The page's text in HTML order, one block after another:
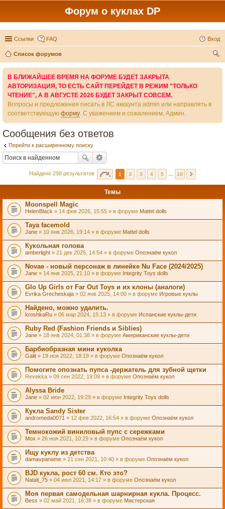
Форум о куклах DP
Ссылки FAQ Вход
Список форумов
В БЛИЖАЙШЕЕ ВРЕМЯ НА ФОРУМЕ БУДЕТ ЗАКРЫТА
АВТОРИЗАЦИЯ, ТО ЕСТЬ САЙТ ПЕРЕЙДЕТ В РЕЖИМ "ТОЛЬКО
ЧТЕНИЕ", А В АВГУСТЕ 2026 БУДЕТ ЗАКРЫТ СОВСЕМ.
Вопросы и предложения писать в ЛС аккаунта admin или направлять в
соответствующую форму. С уважением и сожалением, Админ.
Сообщения без ответов
Перейти к расширенному поиску
Найдено 298 результатов 1 2 3 4 5 10
Темы
Moonspell Magic
HelenBlack » 14 фев 2026, 15:55 » в форуме Mattel dolls
Taya facemold
Jane » 10 янв 2026, 19:14 » в форуме Mattel dolls
Кукольная голова
amberlight » 21 дек 2025, 14:54 » в форуме Опознаём кукол
Novae - новый персонаж в линейке Nu Face (2024/2025)
Jane » 14 янв 2025, 21:10 » в форуме Integrity Toys dolls
Glo Up Girls от Far Out Toys и их клоны (аналоги)
Evrika Grecheskaja » 02 янв 2025, 14:00 » в форуме Игровые куклы
Найдено, можно удалить.
kroshkaRu » 06 мар 2024, 15:13 » в форуме Испанские куклы-дети
Ruby Red (Fashion Friends и Siblies)
Jane » 18 янв 2024, 01:38 » в форуме Американские куклы-дети
Барбиобразная мини куколка
Galit » 19 ноя 2022, 18:19 » в форуме Опознаём кукол
Помогите опознать пупса -держатель для зубной щетки
Revekka » 09 сен 2022, 19:09 » в форуме Опознаём кукол
Alyssa Bride
Jane » 02 июн 2022, 19:29 » в форуме Integrity Toys dolls
Кукла Sandy Sister
andromeda0071 » 12 фев 2022, 16:54 » в форуме Опознаём кукол
Темнокожий виниловый пупс с сережками
Mox » 26 ноя 2021, 10:29 » в форуме Опознаём кукол
Ищу куклу из детства
damavpaname » 21 сен 2021, 10:40 » в форуме Опознаём кукол
BJD кукла, рост 60 см. Кто это?
Natali_75 » 04 июл 2021, 14:17 » в форуме Опознаём кукол
Моя первая самодельная шарнирная кукла. Процесс.
Bess » 02 май 2021, 16:38 » в форуме Мастерская